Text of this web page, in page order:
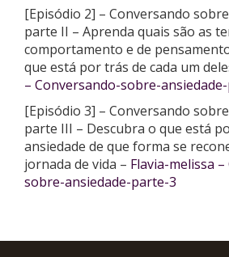
[Episódio 2] – Conversando
parte II – Aprenda quais são as
comportamento e de
que está por trás de cada um
– Conversando-sobre-
[Episódio 3] – Conversando
parte III – Descubra o que está
ansiedade de que forma se
jornada de vida – Flavia-melissa
sobre-ansiedade-parte-3